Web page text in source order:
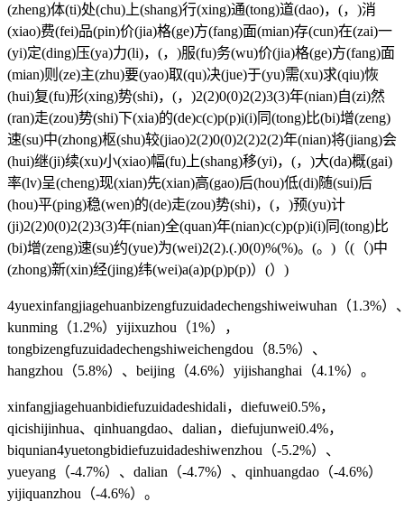
(zheng)体(ti)处(chu)上(shang)行(xing)通(tong)道(dao)，(，)消
(xiao)费(fei)品(pin)价(jia)格(ge)方(fang)面(mian)存(cun)在(zai)一
(yi)定(ding)压(ya)力(li)，(，)服(fu)务(wu)价(jia)格(ge)方(fang)面
(mian)则(ze)主(zhu)要(yao)取(qu)决(jue)于(yu)需(xu)求(qiu)恢
(hui)复(fu)形(xing)势(shi)，(，)2(2)0(0)2(2)3(3)年(nian)自(zi)然
(ran)走(zou)势(shi)下(xia)的(de)c(c)p(p)i(i)同(tong)比(bi)增(zeng)
速(su)中(zhong)枢(shu)较(jiao)2(2)0(0)2(2)2(2)年(nian)将(jiang)会
(hui)继(ji)续(xu)小(xiao)幅(fu)上(shang)移(yi)，(，)大(da)概(gai)
率(lv)呈(cheng)现(xian)先(xian)高(gao)后(hou)低(di)随(sui)后
(hou)平(ping)稳(wen)的(de)走(zou)势(shi)，(，)预(yu)计
(ji)2(2)0(0)2(2)3(3)年(nian)全(quan)年(nian)c(c)p(p)i(i)同(tong)比
(bi)增(zeng)速(su)约(yue)为(wei)2(2).(.)0(0)%(%)。(。)（(（)中
(zhong)新(xin)经(jing)纬(wei)a(a)p(p)p(p)）(）)
4yuexinfangjiagehuanbizengfuzuidadechengshiweiwuhan（1.3%）
kunming（1.2%）yijixuzhou（1%），
tongbizengfuzuidadechengshiweichengdou（8.5%）、
hangzhou（5.8%）、beijing（4.6%）yijishanghai（4.1%）。
xinfangjiagehuanbidiefuzuidadeshidali，diefuwei0.5%，
qicishijinhua、qinhuangdao、dalian，diefujunwei0.4%，
biqunian4yuetongbidiefuzuidadeshiwenzhou（-5.2%）、
yueyang（-4.7%）、dalian（-4.7%）、qinhuangdao（-4.6%）
yijiquanzhou（-4.6%）。